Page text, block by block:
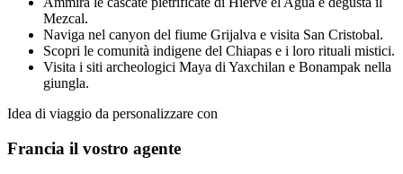
Mezcal.
Naviga nel canyon del fiume Grijalva e visita San Cristobal.
Scopri le comunità indigene del Chiapas e i loro rituali mistici.
Visita i siti archeologici Maya di Yaxchilan e Bonampak nella
giungla.
Idea di viaggio da personalizzare con
Francia il vostro agente